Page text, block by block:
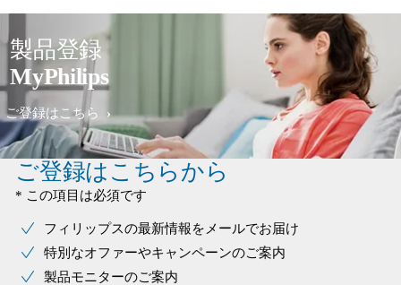
製品登録
MyPhilips
ご登録はこちら
ご登録はこちらから
* この項目は必須です
フィリップスの最新情報をメールでお届け
特別なオファーやキャンペーンのご案内
製品モニターのご案内